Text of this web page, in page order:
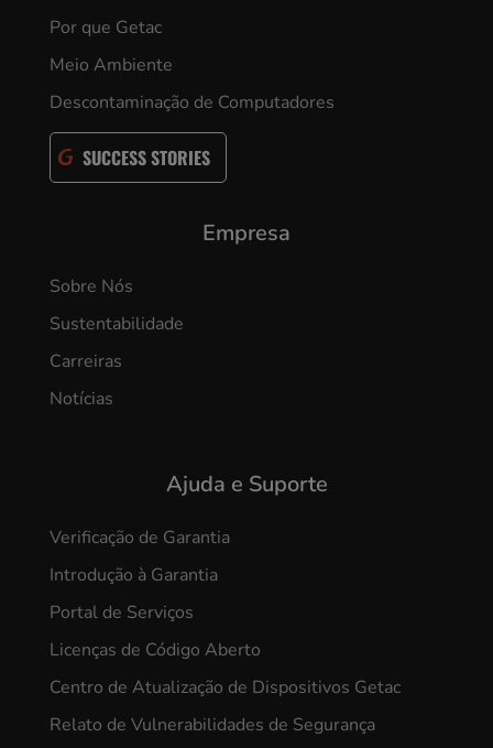
Por que Getac
Meio Ambiente
Descontaminação de Computadores
SUCCESS STORIES
Empresa
Sobre Nós
Sustentabilidade
Carreiras
Notícias
Ajuda e Suporte
Verificação de Garantia
Introdução à Garantia
Portal de Serviços
Licenças de Código Aberto
Centro de Atualização de Dispositivos Getac
Relato de Vulnerabilidades de Segurança